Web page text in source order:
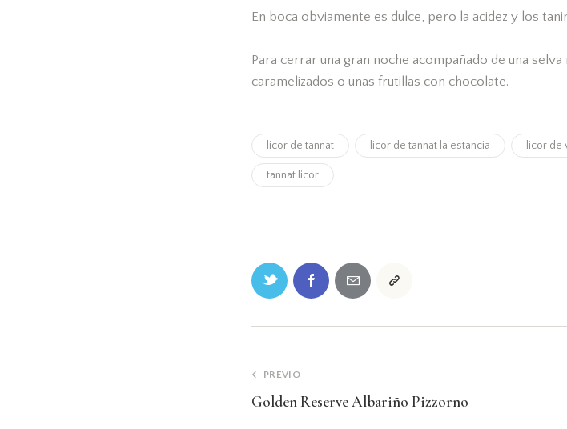
En boca obviamente es dulce, pero la acidez y los
Para cerrar una gran noche acompañado de una
caramelizados o unas frutillas con chocolate.
licor de tannat licor de tannat la estancia licor de
tannat licor
PREVIO
Golden Reserve Albariño Pizzorno